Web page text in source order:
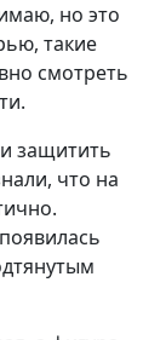
но это
такие
смотреть
защитить
что на